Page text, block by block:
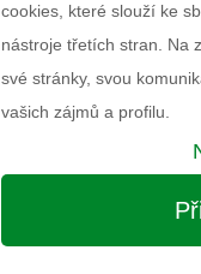
cookies, které slouží ke
nástroje třetích stran. Na
své stránky, svou
vašich zájmů a profilu.